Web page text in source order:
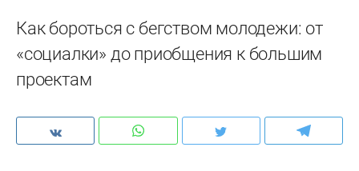
Как бороться с бегством молодежи: от
«социалки» до приобщения к большим
проектам